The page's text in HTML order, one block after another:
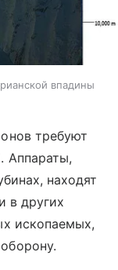
впадины
требуют
Аппараты,
находят
в других
ископаемых,